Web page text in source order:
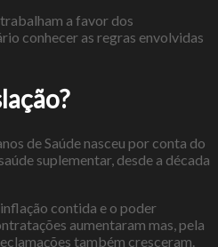
a favor dos
conhecer as regras envolvidas
de Saúde nasceu por conta do
suplementar, desde a década
contida e o poder
aumentaram mas, pela
também cresceram.